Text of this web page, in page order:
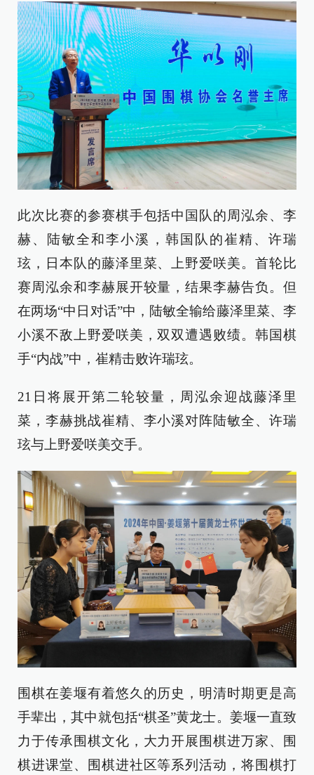
此次比赛的参赛棋手包括中国队的周泓余、李
赫、陆敏全和李小溪，韩国队的崔精、许瑞
玹，日本队的藤泽里菜、上野爱咲美。首轮比
赛周泓余和李赫展开较量，结果李赫告负。但
在两场“中日对话”中，陆敏全输给藤泽里菜、李
小溪不敌上野爱咲美，双双遭遇败绩。韩国棋
手“内战”中，崔精击败许瑞玹。
21日将展开第二轮较量，周泓余迎战藤泽里
菜，李赫挑战崔精、李小溪对阵陆敏全、许瑞
玹与上野爱咲美交手。
围棋在姜堰有着悠久的历史，明清时期更是高
手辈出，其中就包括“棋圣”黄龙士。姜堰一直致
力于传承围棋文化，大力开展围棋进万家、围
棋进课堂、围棋进社区等系列活动，将围棋打